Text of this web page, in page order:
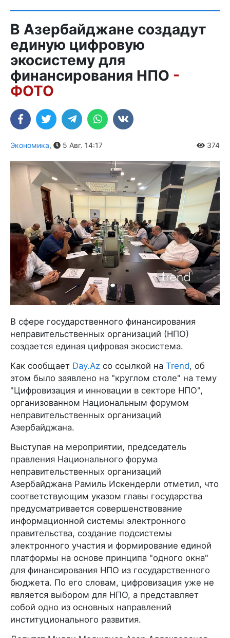
В Азербайджане создадут
единую цифровую
экосистему для
финансирования НПО -
ФОТО
Экономика, 5 Авг. 14:17 374
В сфере государственного финансирования
неправительственных организаций (НПО)
создается единая цифровая экосистема.
Как сообщает Day.Az со ссылкой на Trend, об
этом было заявлено на "круглом столе" на тему
"Цифровизация и инновации в секторе НПО",
организованном Национальным форумом
неправительственных организаций
Азербайджана.
Выступая на мероприятии, председатель
правления Национального форума
неправительственных организаций
Азербайджана Рамиль Искендерли отметил, что
соответствующим указом главы государства
предусматривается совершенствование
информационной системы электронного
правительства, создание подсистемы
электронного участия и формирование единой
платформы на основе принципа "одного окна"
для финансирования НПО из государственного
бюджета. По его словам, цифровизация уже не
является выбором для НПО, а представляет
собой одно из основных направлений
институционального развития.